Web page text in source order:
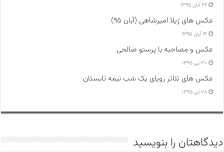
۲۶ آبان ۱۳۹۵
عکس های ژیلا امیرشاهی (آبان ۹۵)
۱۴ آبان ۱۳۹۵
عکس و مصاحبه با پرستو صالحی
۳۰ تیر ۱۳۹۵
عکس های تئاتر رویای یک شب نیمه تابستان
۲۸ تیر ۱۳۹۵
دیدگاهتان را بنویسید